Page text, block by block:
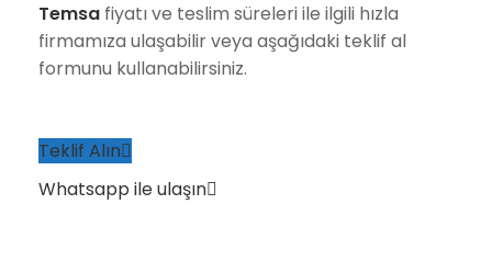
Temsa fiyatı ve teslim süreleri ile ilgili hızla
firmamıza ulaşabilir veya aşağıdaki teklif al
formunu kullanabilirsiniz.
Teklif Alın
Whatsapp ile ulaşın